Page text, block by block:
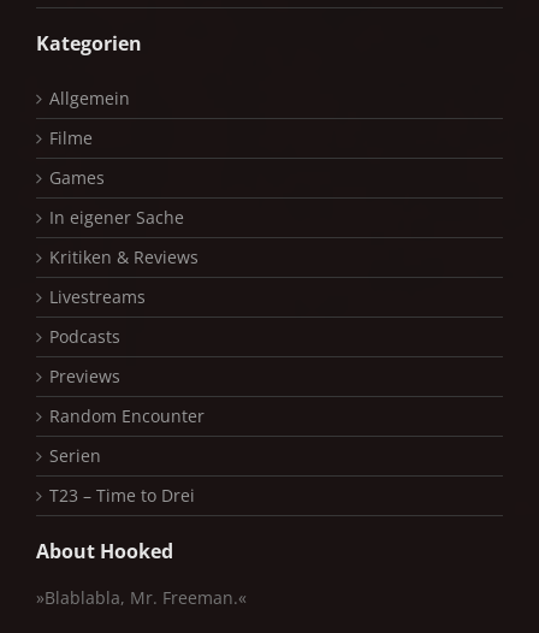
Kategorien
Allgemein
Filme
Games
In eigener Sache
Kritiken & Reviews
Livestreams
Podcasts
Previews
Random Encounter
Serien
T23 – Time to Drei
About Hooked
»Blablabla, Mr. Freeman.«